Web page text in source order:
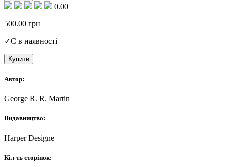
0.00
500.00 грн
✓Є в наявності
Купити
Автор:
George R. R. Martin
Видавництво:
Harper Designe
Кіл-ть сторінок: